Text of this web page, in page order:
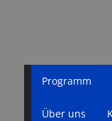
Menü
Inhalt
Programm
Über uns